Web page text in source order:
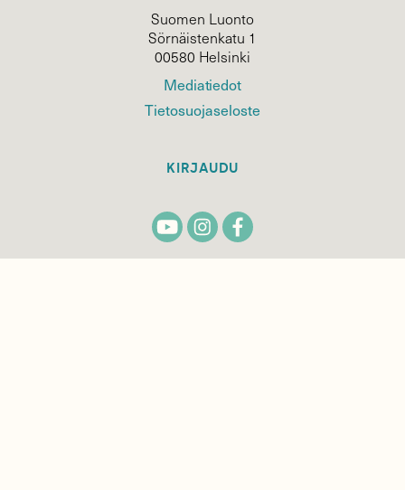
Suomen Luonto
Sörnäistenkatu 1
00580 Helsinki
Mediatiedot
Tietosuojaseloste
KIRJAUDU